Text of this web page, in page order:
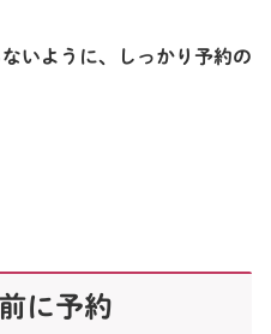
いように、しっかり予約の
に予約